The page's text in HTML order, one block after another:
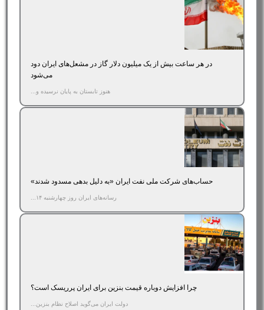
در هر ساعت بیش از یک میلیون دلار گاز در مشعل‌های ایران دود
می‌شود
هنوز تابستان به پایان نرسیده و...
حساب‌های شرکت ملی نفت ایران «به‌ دلیل بدهی مسدود شدند»
رسانه‌های ایران روز چهارشنبه ۱۴...
چرا افزایش دوباره قیمت بنزین برای ایران پرریسک است؟
دولت ایران می‌گوید اصلاح نظام بنزین...